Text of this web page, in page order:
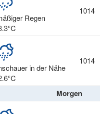
Regen
1014
in der Nähe
1014
Morgen